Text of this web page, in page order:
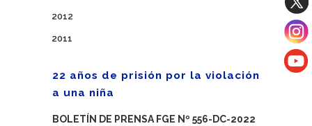
2012
2011
22 años de prisión por la violación
a una niña
BOLETÍN DE PRENSA FGE Nº 556-DC-2022